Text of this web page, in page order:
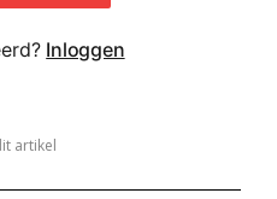
Inloggen
artikel